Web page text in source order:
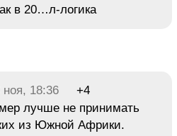
в 20…л-логика
ноя, 18:36
+4
лучше не принимать
из Южной Африки.